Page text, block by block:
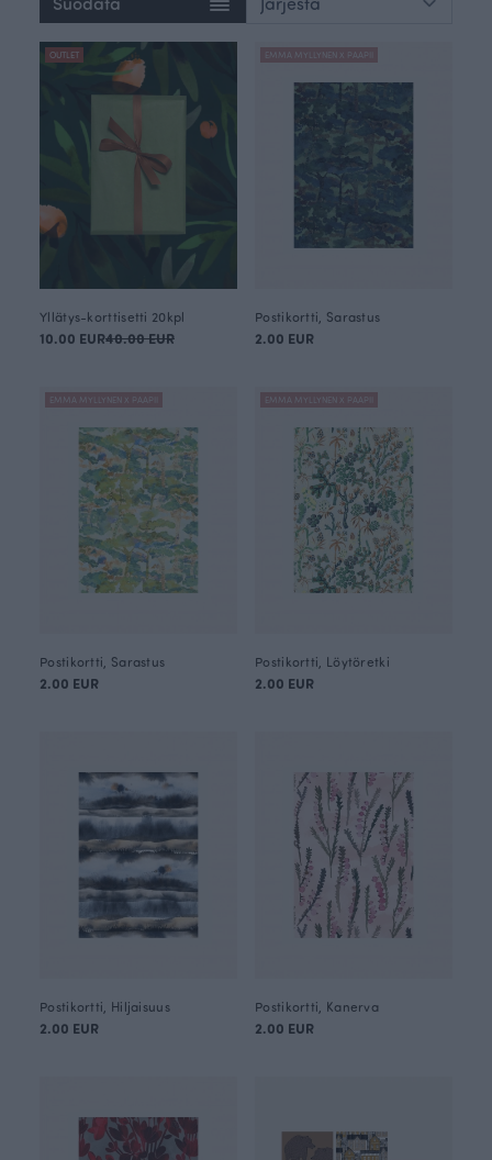
OUTLET
Yllätys-korttisetti 20kpl
10.00 EUR40.00 EUR
EMMA MYLLYNEN X PAAPII
Postikortti, Sarastus
2.00 EUR
EMMA MYLLYNEN X PAAPII
Postikortti, Sarastus
2.00 EUR
EMMA MYLLYNEN X PAAPII
Postikortti, Löytöretki
2.00 EUR
Postikortti, Hiljaisuus
2.00 EUR
Postikortti, Kanerva
2.00 EUR